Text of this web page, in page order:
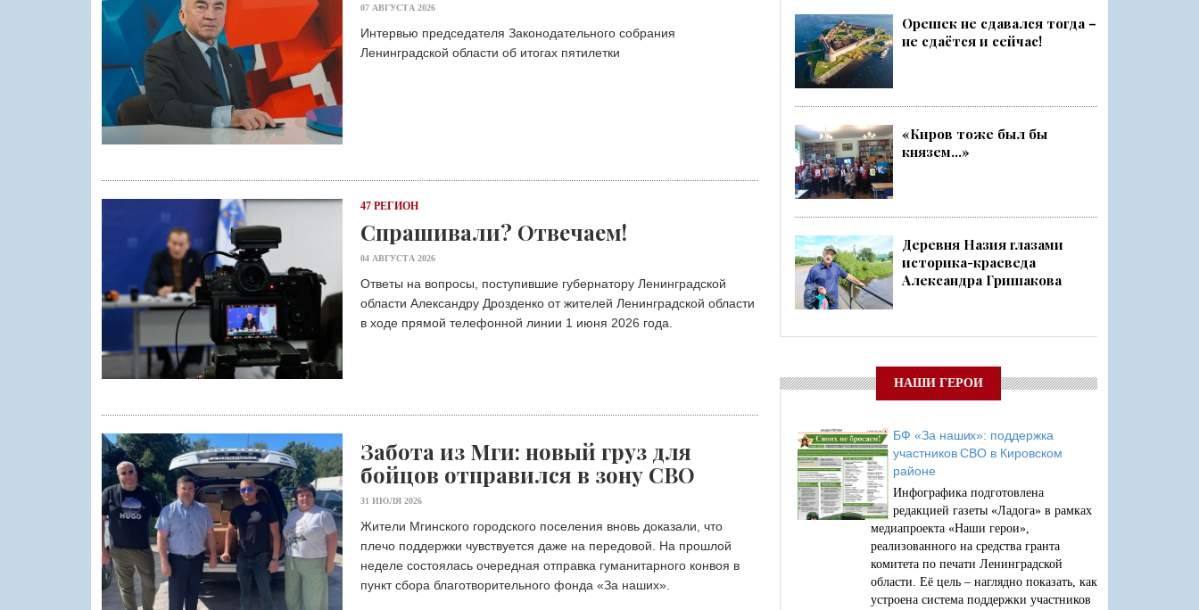
07 АВГУСТА 2026
Интервью председателя Законодательного собрания
Ленинградской области об итогах пятилетки
47 РЕГИОН
Спрашивали? Отвечаем!
04 АВГУСТА 2026
Ответы на вопросы, поступившие губернатору Ленинградской
области Александру Дрозденко от жителей Ленинградской области
в ходе прямой телефонной линии 1 июня 2026 года.
Забота из Мги: новый груз для
бойцов отправился в зону СВО
31 ИЮЛЯ 2026
Жители Мгинского городского поселения вновь доказали, что
плечо поддержки чувствуется даже на передовой. На прошлой
неделе состоялась очередная отправка гуманитарного конвоя в
пункт сбора благотворительного фонда «Зa наших».
Орешек не сдавался тогда –
не сдаётся и сейчас!
«Киров тоже был бы
князем...»
Деревня Назия глазами
историка-краеведа
Александра Гришакова
НАШИ ГЕРОИ
БФ «За наших»: поддержка
участников СВО в Кировском
районе
Инфографика подготовлена
редакцией газеты «Ладога» в рамках
медиапроекта «Наши герои»,
реализованного на средства гранта
комитета по печати Ленинградской
области. Её цель – наглядно показать, как
устроена система поддержки участников